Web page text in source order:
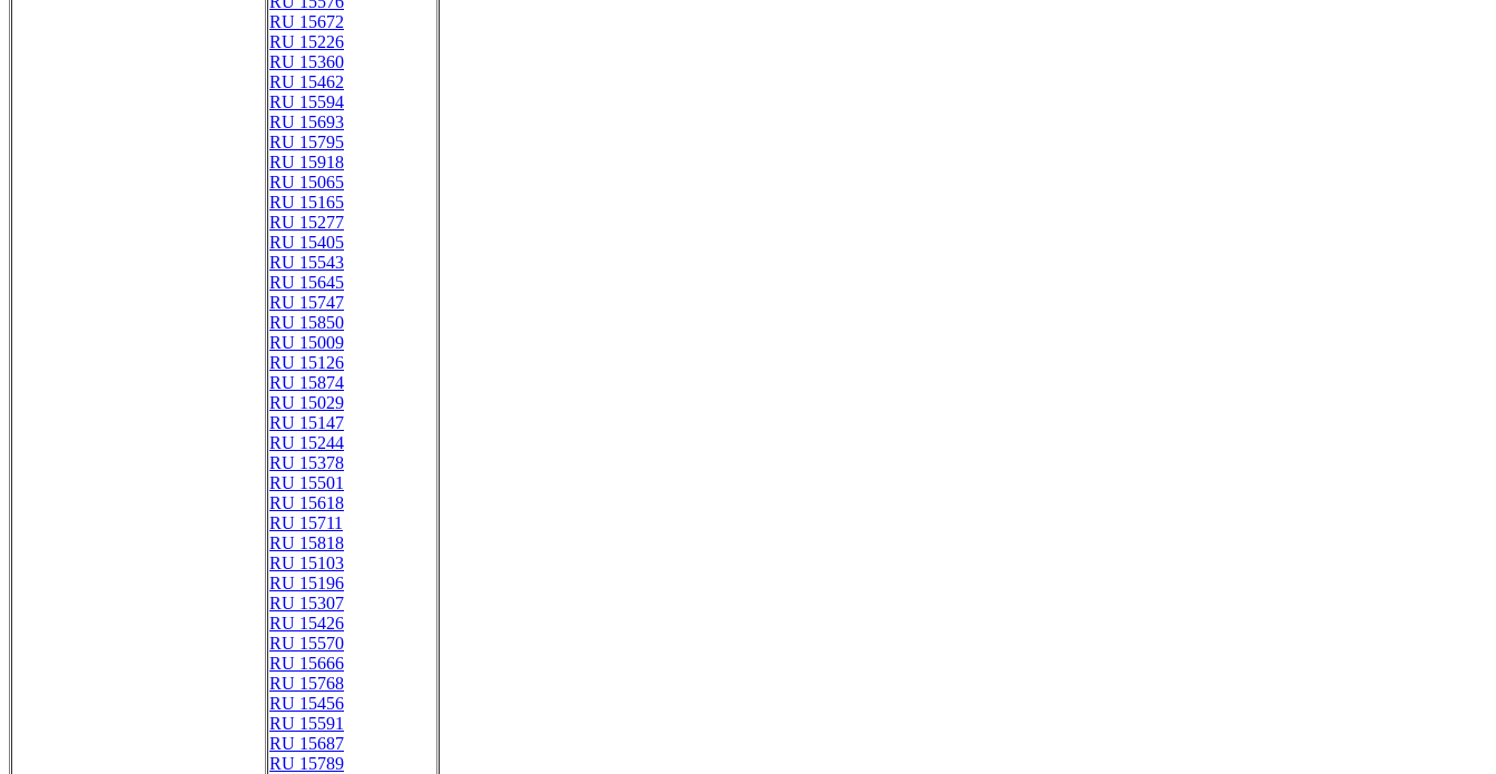
RU 15672
RU 15226
RU 15360
RU 15462
RU 15594
RU 15693
RU 15795
RU 15918
RU 15065
RU 15165
RU 15277
RU 15405
RU 15543
RU 15645
RU 15747
RU 15850
RU 15009
RU 15126
RU 15874
RU 15029
RU 15147
RU 15244
RU 15378
RU 15501
RU 15618
RU 15711
RU 15818
RU 15103
RU 15196
RU 15307
RU 15426
RU 15570
RU 15666
RU 15768
RU 15456
RU 15591
RU 15687
RU 15789